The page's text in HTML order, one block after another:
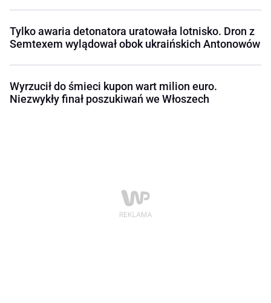
Tylko awaria detonatora uratowała lotnisko. Dron z
Semtexem wylądował obok ukraińskich Antonowów
Wyrzucił do śmieci kupon wart milion euro.
Niezwykły finał poszukiwań we Włoszech